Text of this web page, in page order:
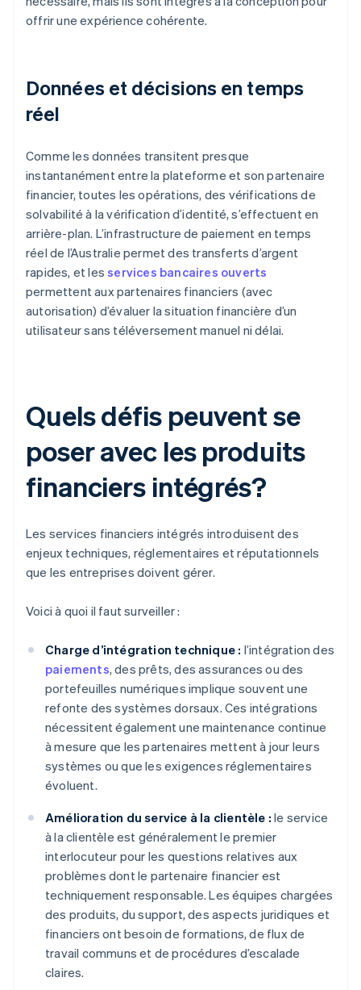
offrir une expérience cohérente.
Données et décisions en temps
réel
Comme les données transitent presque
instantanément entre la plateforme et son partenaire
financier, toutes les opérations, des vérifications de
solvabilité à la vérification d’identité, s’effectuent en
arrière-plan. L’infrastructure de paiement en temps
réel de l’Australie permet des transferts d’argent
rapides, et lesservices bancaires ouverts
permettent aux partenaires financiers (avec
autorisation) d’évaluer la situation financière d’un
utilisateur sans téléversement manuel ni délai.
Quels défis peuvent se
poser avec les produits
financiers intégrés?
Les services financiers intégrés introduisent des
enjeux techniques, réglementaires et réputationnels
que les entreprises doivent gérer.
Voici à quoi il faut surveiller :
Charge d’intégration technique : l’intégration des
paiements, des prêts, des assurances ou des
portefeuilles numériques implique souvent une
refonte des systèmes dorsaux. Ces intégrations
nécessitent également une maintenance continue
à mesure que les partenaires mettent à jour leurs
systèmes ou que les exigences réglementaires
évoluent.
Amélioration du service à la clientèle : le service
à la clientèle est généralement le premier
interlocuteur pour les questions relatives aux
problèmes dont le partenaire financier est
techniquement responsable. Les équipes chargées
des produits, du support, des aspects juridiques et
financiers ont besoin de formations, de flux de
travail communs et de procédures d’escalade
claires.